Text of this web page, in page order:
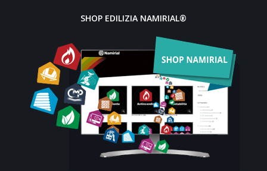
SHOP EDILIZIA NAMIRIAL®